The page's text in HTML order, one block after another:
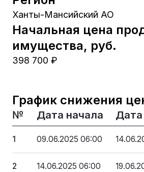
Ханты-Мансийский АО
Начальная цена
имущества, руб.
398 700 ₽
График снижения
№ Дата начала Дата
1 09.06.2025 06:00
2 14.06.2025 06:00